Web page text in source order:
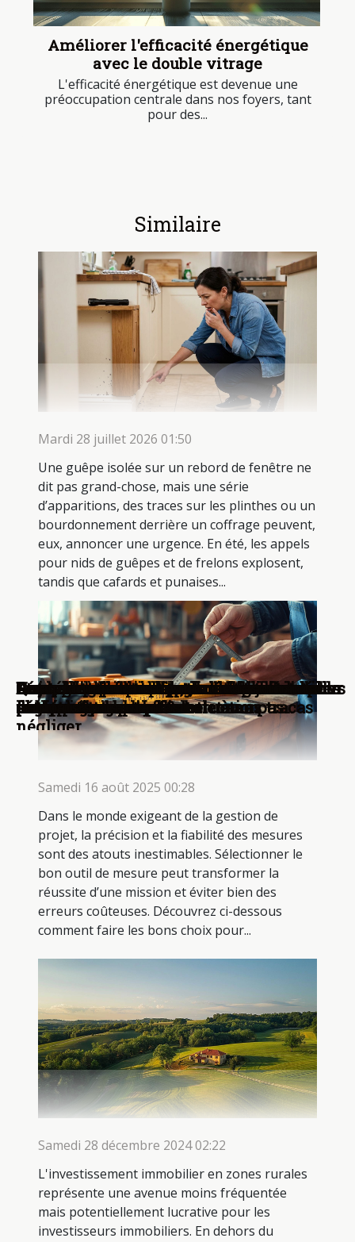
Améliorer l'efficacité énergétique
avec le double vitrage
L'efficacité énergétique est devenue une
préoccupation centrale dans nos foyers, tant
pour des...
Similaire
Quand la désinsectisation devient
urgence : signaux d’alerte à ne pas
négliger
Mardi 28 juillet 2026 01:50
Une guêpe isolée sur un rebord de fenêtre ne
dit pas grand-chose, mais une série
d’apparitions, des traces sur les plinthes ou un
bourdonnement derrière un coffrage peuvent,
eux, annoncer une urgence. En été, les appels
pour nids de guêpes et de frelons explosent,
tandis que cafards et punaises...
Comment choisir l'outil de mesure idéal
pour chaque projet ?
Samedi 16 août 2025 00:28
Dans le monde exigeant de la gestion de
projet, la précision et la fiabilité des mesures
sont des atouts inestimables. Sélectionner le
bon outil de mesure peut transformer la
réussite d’une mission et éviter bien des
erreurs coûteuses. Découvrez ci-dessous
comment faire les bons choix pour...
Stratégies pour investir dans l'immobilier
en zones rurales
Samedi 28 décembre 2024 02:22
L'investissement immobilier en zones rurales
représente une avenue moins fréquentée
mais potentiellement lucrative pour les
investisseurs immobiliers. En dehors du
Comparaison des rôles : maître d'œuvre vs
architecte dans la construction
Conseils essentiels pour un
déménagement efficace et sans tracas
Comment choisir la peluche parfaite pour
chaque âge de l'enfant
Le jardin aquaponique, mariage réussi
entre poisson et plante
Penser l'habitat de demain : enjeux et
perspectives
Astuces pour un potager urbain
performant sur votre balcon
Décrypter les tendances de l'habitat du
futur
Comment créer un jardin vertical durable
pour petits espaces
Les habitats flottants, une solution
d'avenir?
Comment survivre en forêt avec
seulement un couteau
Une plongée dans le monde fascinant des
habitats sous-marins